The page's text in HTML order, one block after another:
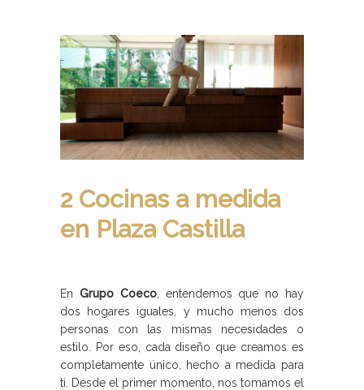
2 Cocinas a medida
en Plaza Castilla
En Grupo Coeco, entendemos que no hay
dos hogares iguales, y mucho menos dos
personas con las mismas necesidades o
estilo. Por eso, cada diseño que creamos es
completamente único, hecho a medida para
ti. Desde el primer momento, nos tomamos el